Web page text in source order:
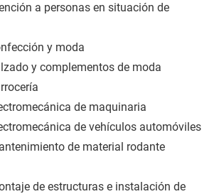
a personas en situación de
y moda
y complementos de moda
de maquinaria
de vehículos automóviles
de material rodante
de estructuras e instalación de